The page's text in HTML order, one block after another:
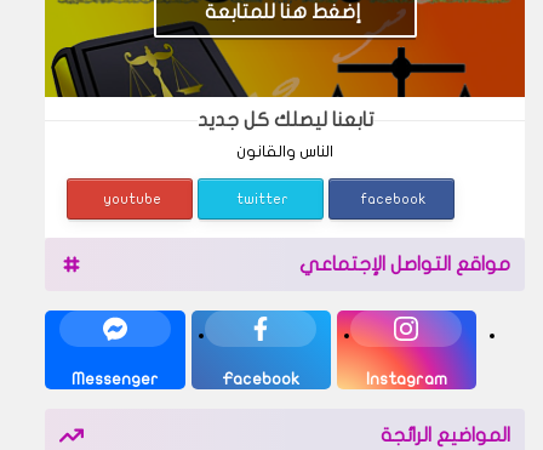
إضغط هنا للمتابعة
تابعنا ليصلك كل جديد
الناس والقانون
facebook
twitter
youtube
مواقع التواصل الإجتماعي
Instagram
Facebook
Messenger
المواضيع الرائجة